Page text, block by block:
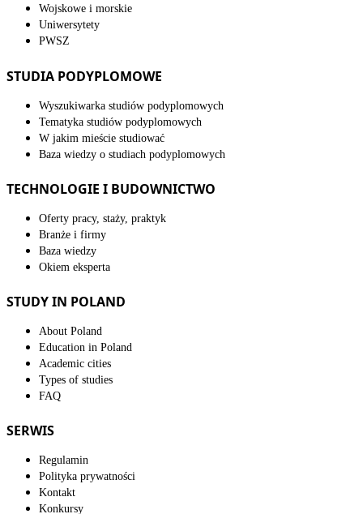
Wojskowe i morskie
Uniwersytety
PWSZ
STUDIA PODYPLOMOWE
Wyszukiwarka studiów podyplomowych
Tematyka studiów podyplomowych
W jakim mieście studiować
Baza wiedzy o studiach podyplomowych
TECHNOLOGIE I BUDOWNICTWO
Oferty pracy, staży, praktyk
Branże i firmy
Baza wiedzy
Okiem eksperta
STUDY IN POLAND
About Poland
Education in Poland
Academic cities
Types of studies
FAQ
SERWIS
Regulamin
Polityka prywatności
Kontakt
Konkursy